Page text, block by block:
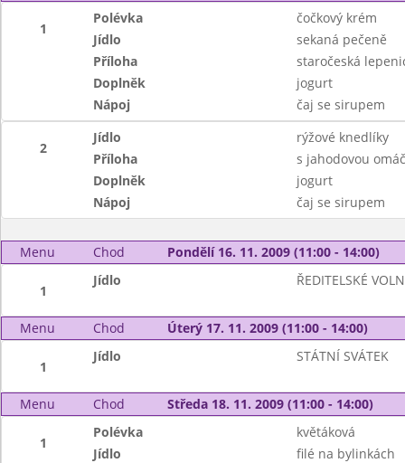
1
Polévka
čočkový krém
Jídlo
sekaná pečeně
Příloha
staročeská
Doplněk
jogurt
Nápoj
čaj se sirupem
2
Jídlo
rýžové knedlíky
Příloha
s jahodovou
Doplněk
jogurt
Nápoj
čaj se sirupem
Menu Chod Pondělí 16. 11. 2009 (11:00 - 14:00)
1
Jídlo ŘEDITELSKÉ
Menu Chod Úterý 17. 11. 2009 (11:00 - 14:00)
1
Jídlo STÁTNÍ SVÁTEK
Menu Chod Středa 18. 11. 2009 (11:00 - 14:00)
1
Polévka
květáková
Jídlo
filé na bylinkách